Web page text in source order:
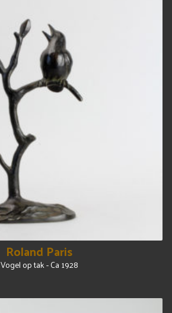
Roland Paris
Vogel op tak - Ca 1928